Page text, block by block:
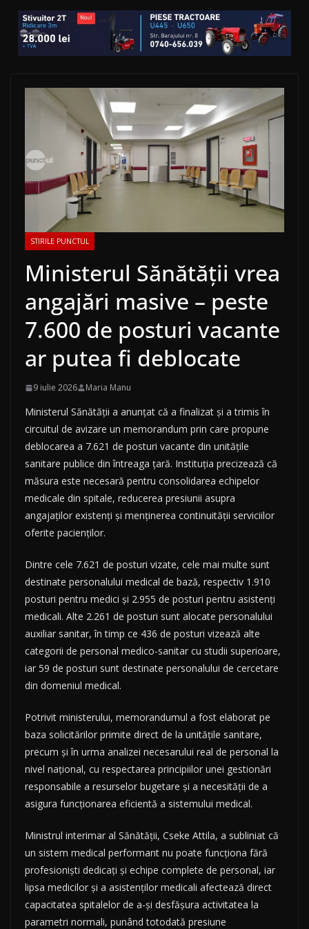
STIRILE PUNCTUL
Ministerul Sănătății vrea
angajări masive – peste
7.600 de posturi vacante
ar putea fi deblocate
9 iulie 2026 Maria Manu
Ministerul Sănătății a anunțat că a finalizat și a trimis în
circuitul de avizare un memorandum prin care propune
deblocarea a 7.621 de posturi vacante din unitățile
sanitare publice din întreaga țară. Instituția precizează că
măsura este necesară pentru consolidarea echipelor
medicale din spitale, reducerea presiunii asupra
angajaților existenți și menținerea continuității serviciilor
oferite pacienților.
Dintre cele 7.621 de posturi vizate, cele mai multe sunt
destinate personalului medical de bază, respectiv 1.910
posturi pentru medici și 2.955 de posturi pentru asistenți
medicali. Alte 2.261 de posturi sunt alocate personalului
auxiliar sanitar, în timp ce 436 de posturi vizează alte
categorii de personal medico-sanitar cu studii superioare,
iar 59 de posturi sunt destinate personalului de cercetare
din domeniul medical.
Potrivit ministerului, memorandumul a fost elaborat pe
baza solicitărilor primite direct de la unitățile sanitare,
precum și în urma analizei necesarului real de personal la
nivel național, cu respectarea principiilor unei gestionări
responsabile a resurselor bugetare și a necesității de a
asigura funcționarea eficientă a sistemului medical.
Ministrul interimar al Sănătății, Cseke Attila, a subliniat că
un sistem medical performant nu poate funcționa fără
profesioniști dedicați și echipe complete de personal, iar
lipsa medicilor și a asistenților medicali afectează direct
capacitatea spitalelor de a-și desfășura activitatea la
parametri normali, punând totodată presiune